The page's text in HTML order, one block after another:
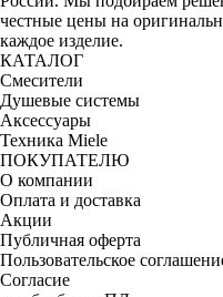
честные цены на
каждое изделие.
КАТАЛОГ
Смесители
Душевые системы
Аксессуары
Техника Miele
ПОКУПАТЕЛЮ
О компании
Оплата и доставка
Акции
Публичная оферта
Пользовательское
Согласие